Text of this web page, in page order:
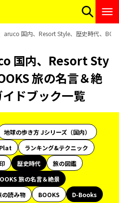
aruco 国内、Resort Style、歴史時代、
国内、Resort Sty
旅の名言＆絶
ドブック一覧
地球の歩き方 Jシリーズ（国内）
Plat
ランキング&テクニック
歴史時代
旅の図鑑
旅の名言＆絶景
の読み物 BOOKS
D-Books